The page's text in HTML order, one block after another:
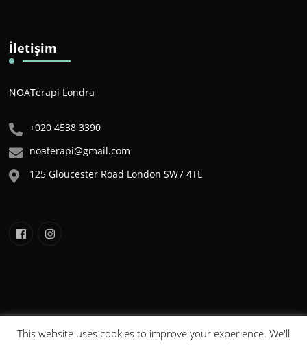
İletişim
NOATerapi Londra
+020 4538 3390
noaterapi@gmail.com
125 Gloucester Road London SW7 4TE
NOA©2020 . Tüm Hakları Saklıdır. Bu sitede yer alan
This website uses cookies to improve your experience. We'll